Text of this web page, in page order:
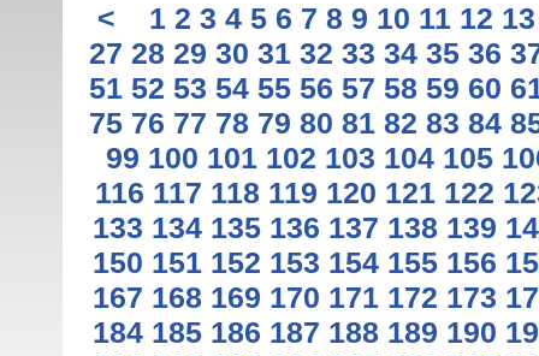
< 1 2 3 4 5 6 7 8 9 10 11 12 13
27 28 29 30 31 32 33 34 35 36
51 52 53 54 55 56 57 58 59 60
75 76 77 78 79 80 81 82 83 84
99 100 101 102 103 104 105
116 117 118 119 120 121 122
133 134 135 136 137 138 139
150 151 152 153 154 155 156
167 168 169 170 171 172 173
184 185 186 187 188 189 190